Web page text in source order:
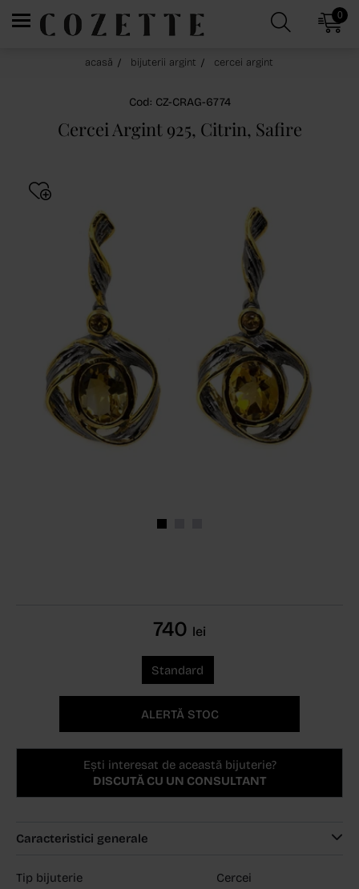
0
acasă bijuterii argint cercei argint
Cod: CZ-CRAG-6774
Cercei Argint 925, Citrin, Safire
740 lei
Standard
ALERTĂ STOC
Ești interesat de această bijuterie?
DISCUTĂ CU UN CONSULTANT
Caracteristici generale
Tip bijuterie
Cercei